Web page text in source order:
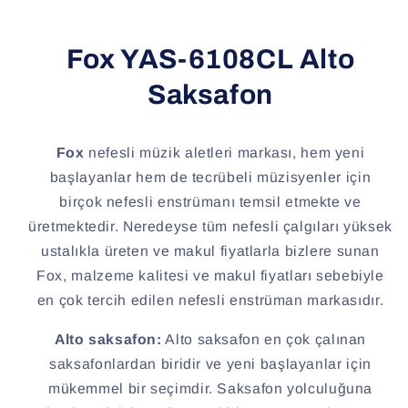
Fox YAS-6108CL Alto
Saksafon
Fox nefesli müzik aletleri markası, hem yeni
başlayanlar hem de tecrübeli müzisyenler için
birçok nefesli enstrümanı temsil etmekte ve
üretmektedir. Neredeyse tüm nefesli çalgıları yüksek
ustalıkla üreten ve makul fiyatlarla bizlere sunan
Fox, malzeme kalitesi ve makul fiyatları sebebiyle
en çok tercih edilen nefesli enstrüman markasıdır.
Alto saksafon: Alto saksafon en çok çalınan
saksafonlardan biridir ve yeni başlayanlar için
mükemmel bir seçimdir. Saksafon yolculuğuna